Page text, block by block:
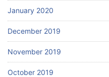
January 2020
December 2019
November 2019
October 2019